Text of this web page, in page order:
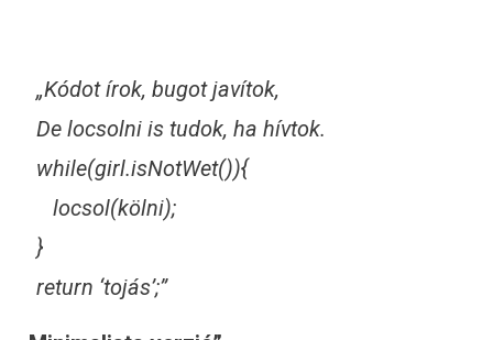
„Kódot írok, bugot javítok,
De locsolni is tudok, ha hívtok.
while(girl.isNotWet()){
locsol(kölni);
}
return ‘tojás’;”